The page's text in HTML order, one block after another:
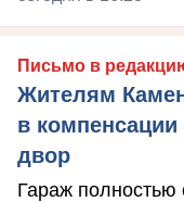
Письмо в
Жителям
в
двор
Гараж полностью